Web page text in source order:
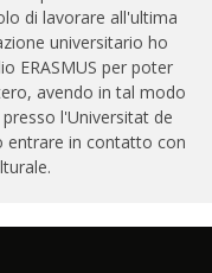
di lavorare all'ultima
universitario ho
ERASMUS per poter
avendo in tal modo
l'Universitat de
entrare in contatto con